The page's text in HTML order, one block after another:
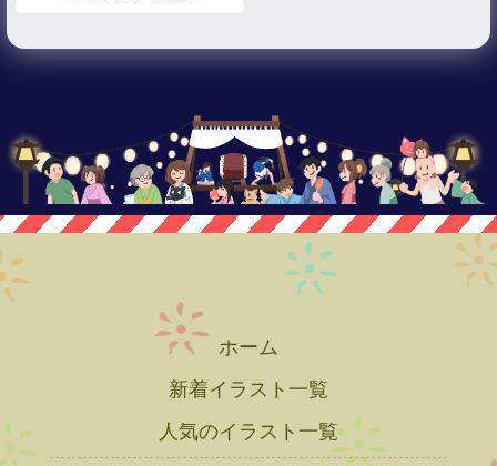
ホーム
新着イラスト一覧
人気のイラスト一覧